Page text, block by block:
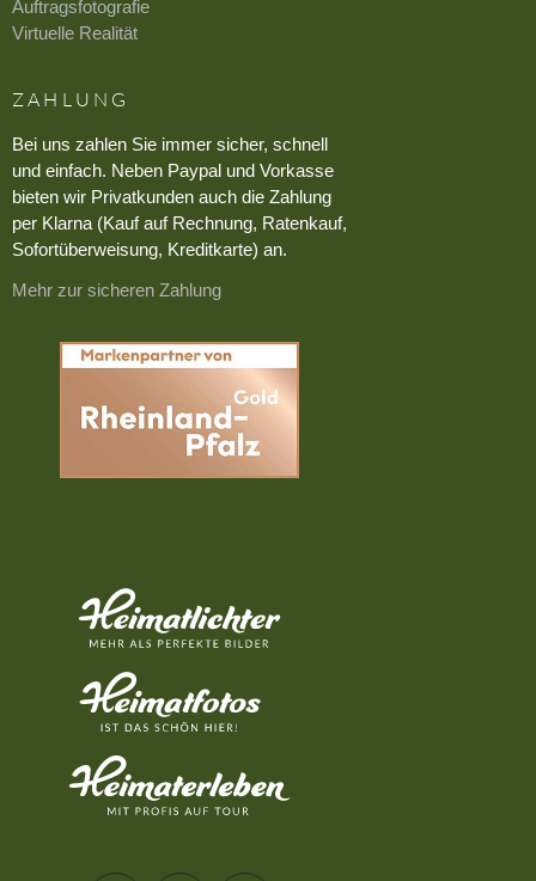
Auftragsfotografie
Virtuelle Realität
ZAHLUNG
Bei uns zahlen Sie immer sicher, schnell
und einfach. Neben Paypal und Vorkasse
bieten wir Privatkunden auch die Zahlung
per Klarna (Kauf auf Rechnung, Ratenkauf,
Sofortüberweisung, Kreditkarte) an.
Mehr zur sicheren Zahlung